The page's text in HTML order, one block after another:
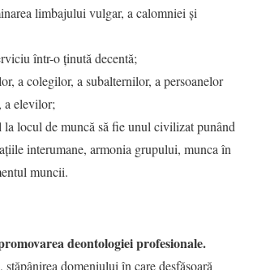
limbajului vulgar, a calomniei și
într-o ţinută decentă;
a colegilor, a subalternilor, a persoanelor
a elevilor;
la locul de muncă să fie unul civilizat punând
interumane, armonia grupului, munca în
muncii.
deontologiei profesionale.
stăpânirea domeniului în care desfăşoară